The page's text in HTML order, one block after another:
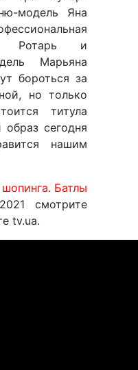
модель Яна
Ротарь и
Марьяна
бороться за
но только
титула
сегодня
нашим
Батлы
смотрите
tv.ua.